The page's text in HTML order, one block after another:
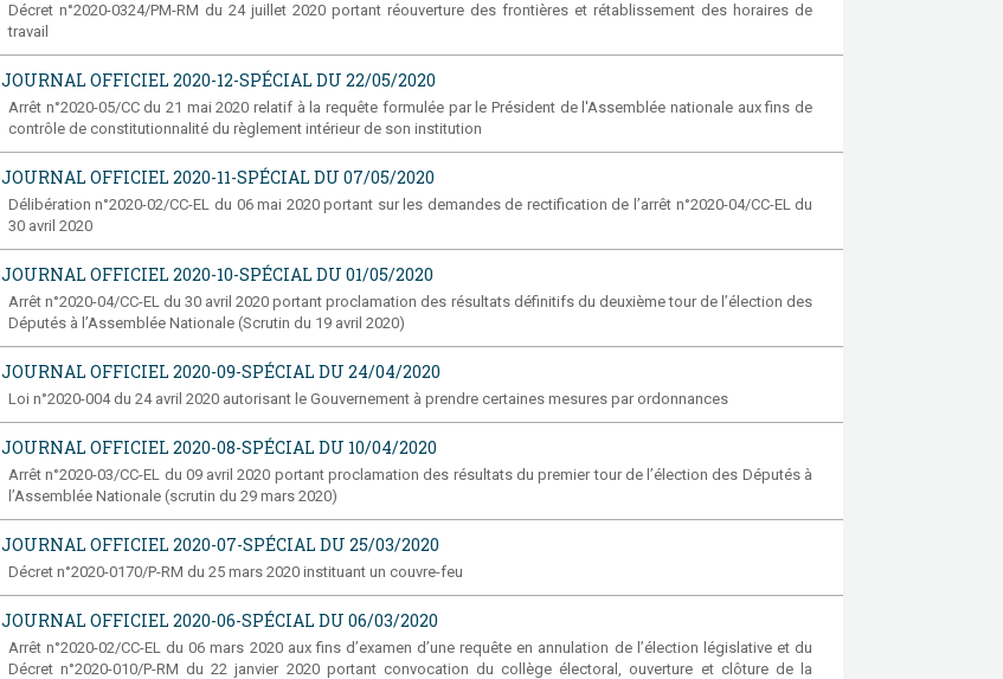
Décret n°2020-0324/PM-RM du 24 juillet 2020 portant réouverture des frontières et rétablissement des horaires de
travail
JOURNAL OFFICIEL 2020-12-SPÉCIAL DU 22/05/2020
Arrêt n°2020-05/CC du 21 mai 2020 relatif à la requête formulée par le Président de l'Assemblée nationale aux fins de
contrôle de constitutionnalité du règlement intérieur de son institution
JOURNAL OFFICIEL 2020-11-SPÉCIAL DU 07/05/2020
Délibération n°2020-02/CC-EL du 06 mai 2020 portant sur les demandes de rectification de l’arrêt n°2020-04/CC-EL du
30 avril 2020
JOURNAL OFFICIEL 2020-10-SPÉCIAL DU 01/05/2020
Arrêt n°2020-04/CC-EL du 30 avril 2020 portant proclamation des résultats définitifs du deuxième tour de l’élection des
Députés à l’Assemblée Nationale (Scrutin du 19 avril 2020)
JOURNAL OFFICIEL 2020-09-SPÉCIAL DU 24/04/2020
Loi n°2020-004 du 24 avril 2020 autorisant le Gouvernement à prendre certaines mesures par ordonnances
JOURNAL OFFICIEL 2020-08-SPÉCIAL DU 10/04/2020
Arrêt n°2020-03/CC-EL du 09 avril 2020 portant proclamation des résultats du premier tour de l’élection des Députés à
l’Assemblée Nationale (scrutin du 29 mars 2020)
JOURNAL OFFICIEL 2020-07-SPÉCIAL DU 25/03/2020
Décret n°2020-0170/P-RM du 25 mars 2020 instituant un couvre-feu
JOURNAL OFFICIEL 2020-06-SPÉCIAL DU 06/03/2020
Arrêt n°2020-02/CC-EL du 06 mars 2020 aux fins d’examen d’une requête en annulation de l’élection législative et du
Décret n°2020-010/P-RM du 22 janvier 2020 portant convocation du collège électoral, ouverture et clôture de la